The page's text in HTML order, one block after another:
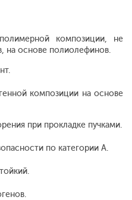
композиции, не
на основе полиолефинов.
композиции на основе
при прокладке пучками.
по категории А.